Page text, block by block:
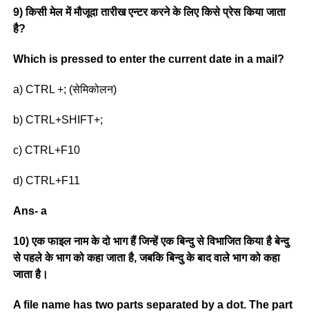
9) किसी मेल में मौजूदा तारीख एन्टर करने के लिए किसे प्रेस किया जाता
है?
Which is pressed to enter the current date in a mail?
a) CTRL +; (सेमिकोलन)
b) CTRL+SHIFT+;
c) CTRL+F10
d) CTRL+F11
Ans- a
10) एक फाइल नाम के दो भाग हैं जिन्हें एक बिन्दु से विभाजित किया है बेन्दु
से पहले के भाग को कहा जाता है, जबकि बिन्दु के बाद वाले भाग को कहा
जाता है।
A file name has two parts separated by a dot. The part